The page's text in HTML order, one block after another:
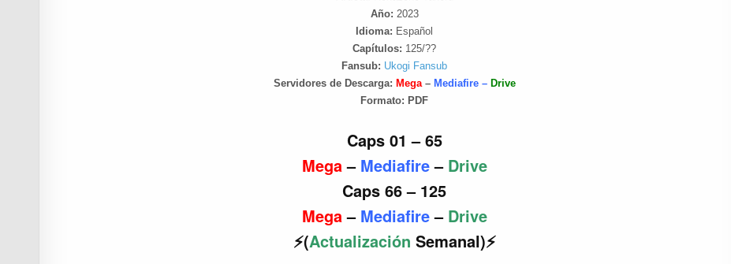
Año: 2023
Idioma: Español
Capítulos: 125/??
Fansub: Ukogi Fansub
Servidores de Descarga: Mega– Mediafire – Drive
Formato: PDF
Caps 01 – 65
Mega– Mediafire– Drive
Caps 66 – 125
Mega– Mediafire– Drive
⚡(Actualización Semanal)⚡